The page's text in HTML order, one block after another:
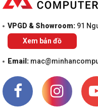
VPGD & Showroom: 91
Xem bản đồ
Email: